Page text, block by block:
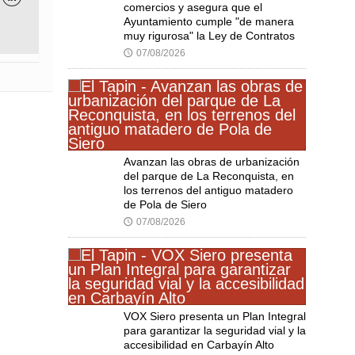
comercios y asegura que el
Ayuntamiento cumple "de manera
muy rigurosa" la Ley de Contratos
🕔 07/08/2026
Avanzan las obras de urbanización
del parque de La Reconquista, en
los terrenos del antiguo matadero
de Pola de Siero
🕔 07/08/2026
VOX Siero presenta un Plan Integral
para garantizar la seguridad vial y la
accesibilidad en Carbayín Alto